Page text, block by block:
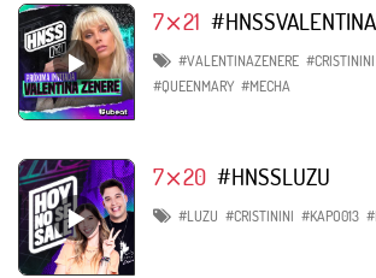
7⨯21
#VALENTINAZENERE #CRISTININI
#QUEENMARY #MECHA
7⨯20 #HNSSLUZU
#LUZU #CRISTININI #KAPO013